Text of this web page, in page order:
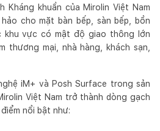
Kháng khuẩn của Mirolin Việt Nam
cho mặt bàn bếp, sàn bếp, bồn
khu vực có mật độ giao thông lớn
thương mại, nhà hàng, khách sạn,
iM+ và Posh Surface trong sản
Việt Nam trở thành dòng gạch
nổi bật như: